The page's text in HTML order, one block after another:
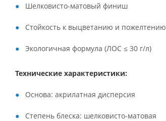
Шелковисто-матовый финиш
Стойкость к выцветанию и пожелтению
Экологичная формула (ЛОС ≤ 30 г/л)
Технические характеристики:
Основа: акрилатная дисперсия
Степень блеска: шелковисто-матовая